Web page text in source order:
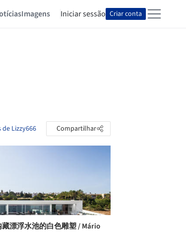
Imagens Iniciar sessão Criar conta
Lizzy666 Compartilhar
漂浮水池的白色雕塑 / Mário